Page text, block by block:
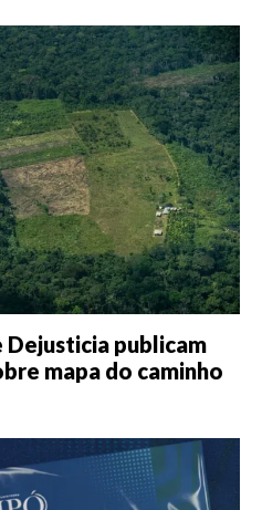
Dejusticia publicam
mapa do caminho